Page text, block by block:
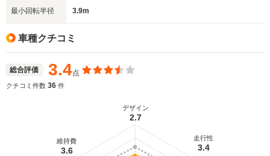
最小回転半径 3.9m
車種クチコミ
総合評価 3.4点
クチコミ件数 36 件
デザイン
2.7
走行性
3.4
維持費
3.6